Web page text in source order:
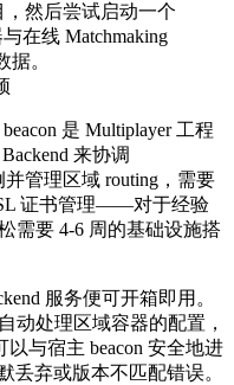
，然后尝试启动一个
在线 Matchmaking
据。
是 Multiplayer 工程
来协调
管理区域 routing，需要
证书管理——对于经验
需要 4-6 周的基础设施搭
服务便可开箱即用。
动处理区域容器的配置，
与宿主 beacon 安全地进
丢弃或版本不匹配错误。